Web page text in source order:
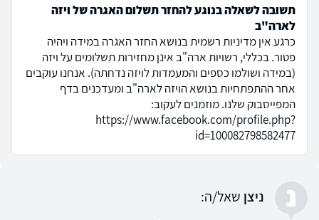
תשובה לשאלה בנוגע להחזר תשלום האגרה של ויזה
לארה"ב
כרגע אין מדיניות רשמית בנושא החזר האגרה במידה ויהיה
פטור. בכללי, רשויות ארה"ב אינן מחזירות תשלומים על ויזה
(במידה ושולמו כספים והמעמדות לויזה נדחתה). אנחנו עוקבים
אחר ההתפתחיות בנושא הויזה לארה"ב ומעדכנים בדף
המפייסבוק שלנו. מוזמנים לעקוב:
https://www.facebook.com/profile.php?
id=100082798582477
נ ניצן שאל/ה: